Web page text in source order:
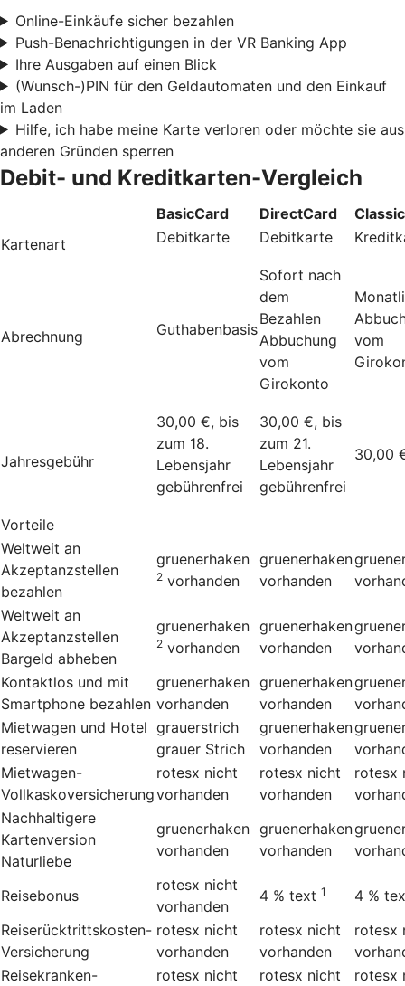
Online-Einkäufe sicher bezahlen
Push-Benachrichtigungen in der VR Banking App
Ihre Ausgaben auf einen Blick
(Wunsch-)PIN für den Geldautomaten und den Einkauf
im Laden
Hilfe, ich habe meine Karte verloren oder möchte sie aus
anderen Gründen sperren
Debit- und Kreditkarten-Vergleich
BasicCard DirectCard
Kartenart
Debitkarte Debitkarte
Abrechnung Guthabenbasis
Sofort nach
dem
Bezahlen
Abbuchung
vom
Girokonto
vom
Jahresgebühr
30,00 €, bis
zum 18.
Lebensjahr
gebührenfrei
30,00 €, bis
zum 21.
Lebensjahr
gebührenfrei
30,00
Vorteile
Weltweit an
Akzeptanzstellen
bezahlen
gruenerhaken
2 vorhanden
gruenerhaken
vorhanden
Weltweit an
Akzeptanzstellen
Bargeld abheben
gruenerhaken
2 vorhanden
gruenerhaken
vorhanden
Kontaktlos und mit
Smartphone bezahlen
gruenerhaken
vorhanden
gruenerhaken
vorhanden
Mietwagen und Hotel
reservieren
grauerstrich
grauer Strich
gruenerhaken
vorhanden
Mietwagen-
Vollkaskoversicherung
rotesx nicht
vorhanden
rotesx nicht
vorhanden
rotesx
Nachhaltigere
Kartenversion
Naturliebe
gruenerhaken
vorhanden
gruenerhaken
vorhanden
Reisebonus
rotesx nicht
vorhanden
4 % text 1 4 %
Reiserücktrittskosten-
Versicherung
rotesx nicht
vorhanden
rotesx nicht
vorhanden
rotesx
Reisekranken-
rotesx nicht rotesx nicht rotesx